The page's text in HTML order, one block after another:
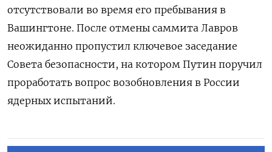
отсутствовали во время его пребывания в
Вашингтоне. После отмены саммита Лавров
неожиданно пропустил ключевое заседание
Совета безопасности, на котором Путин поручил
проработать вопрос возобновления в России
ядерных испытаний.